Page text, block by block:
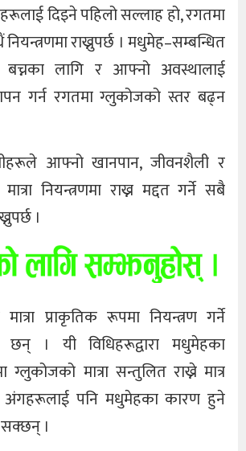
दिइने पहिलो सल्लाह हो, रगतमा
नियन्त्रणमा राख्नुपर्छ । मधुमेह–सम्बन्धित
बच्नका लागि र आफ्नो अवस्थालाई
गर्न रगतमा ग्लुकोजको स्तर बढ्न
आफ्नो खानपान, जीवनशैली र
नियन्त्रणमा राख्न मद्दत गर्ने सबै
।
प्राकृतिक रूपमा नियन्त्रण गर्ने
। यी विधिहरूद्वारा मधुमेहका
ग्लुकोजको मात्रा सन्तुलित राख्ने मात्र
पनि मधुमेहका कारण हुने
।